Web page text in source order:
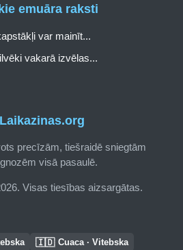
precīzām, tiešraidē sniegtām
visā pasaulē.
Visas tiesības aizsargātas.
emuāra raksti
var mainīt...
vakarā izvēlas...
🇮🇩 Cuaca · Vitebska